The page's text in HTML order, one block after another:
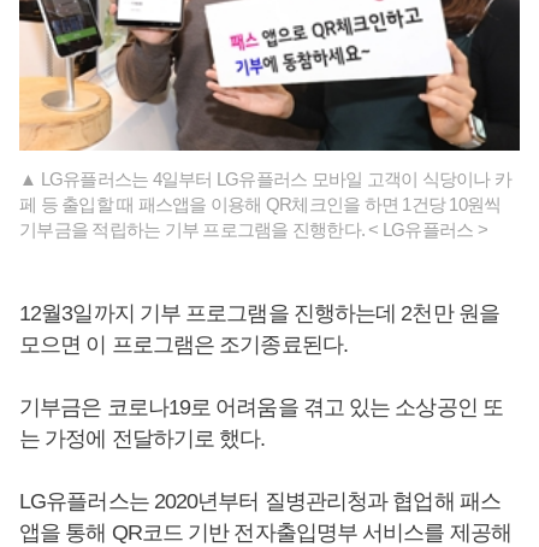
▲ LG유플러스는 4일부터 LG유플러스 모바일 고객이 식당이나 카
페 등 출입할 때 패스앱을 이용해 QR체크인을 하면 1건당 10원씩
기부금을 적립하는 기부 프로그램을 진행한다. < LG유플러스 >
12월3일까지 기부 프로그램을 진행하는데 2천만 원을
모으면 이 프로그램은 조기종료된다.
기부금은 코로나19로 어려움을 겪고 있는 소상공인 또
는 가정에 전달하기로 했다.
LG유플러스는 2020년부터 질병관리청과 협업해 패스
앱을 통해 QR코드 기반 전자출입명부 서비스를 제공해